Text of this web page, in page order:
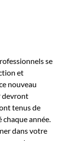
se
et
nouveau
devront
tenus de
année.
dans votre